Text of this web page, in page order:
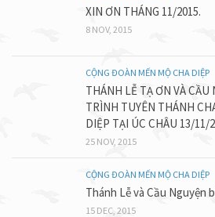
XIN ƠN THÁNG 11/2015.
8 NOV, 2015
CỘNG ĐOÀN MẾN MỘ CHA DIỆP
THÁNH LỄ TẠ ƠN VÀ CẦU
TRÌNH TUYÊN THÁNH
DIỆP TẠI ÚC CHÂU 13/11/
25 NOV, 2015
CỘNG ĐOÀN MẾN MỘ CHA DIỆP
Thánh Lễ và Cầu Nguyện
15 DEC, 2015